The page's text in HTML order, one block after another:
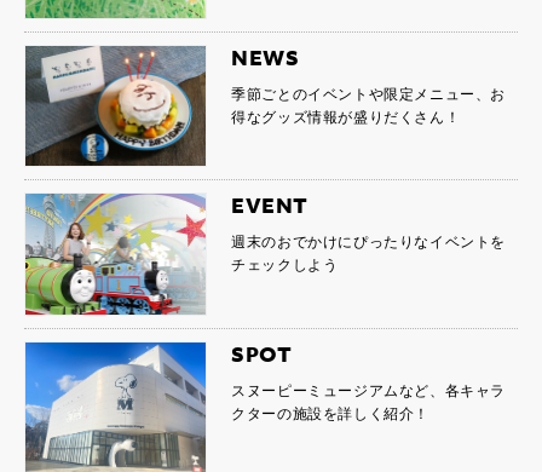
NEWS
季節ごとのイベントや限定メニュー、お
得なグッズ情報が盛りだくさん！
EVENT
週末のおでかけにぴったりなイベントを
チェックしよう
SPOT
スヌーピーミュージアムなど、各キャラ
クターの施設を詳しく紹介！